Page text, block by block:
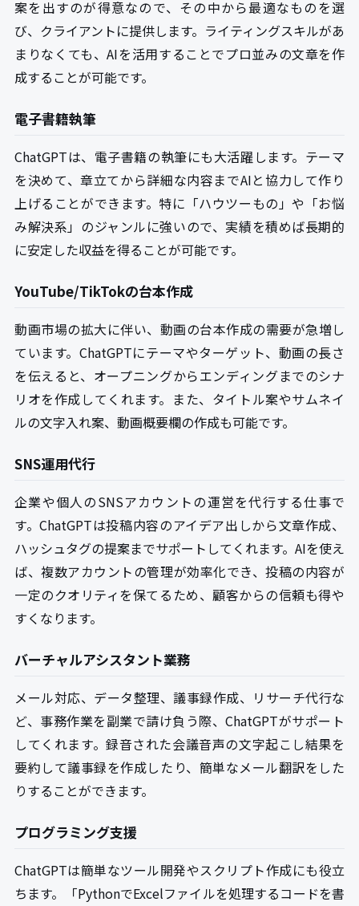
案を出すのが得意なので、その中から最適なものを選
び、クライアントに提供します。ライティングスキルがあ
まりなくても、AIを活用することでプロ並みの文章を作
成することが可能です。
電子書籍執筆
ChatGPTは、電子書籍の執筆にも大活躍します。テーマ
を決めて、章立てから詳細な内容までAIと協力して作り
上げることができます。特に「ハウツーもの」や「お悩
み解決系」のジャンルに強いので、実績を積めば長期的
に安定した収益を得ることが可能です。
YouTube/TikTokの台本作成
動画市場の拡大に伴い、動画の台本作成の需要が急増し
ています。ChatGPTにテーマやターゲット、動画の長さ
を伝えると、オープニングからエンディングまでのシナ
リオを作成してくれます。また、タイトル案やサムネイ
ルの文字入れ案、動画概要欄の作成も可能です。
SNS運用代行
企業や個人のSNSアカウントの運営を代行する仕事で
す。ChatGPTは投稿内容のアイデア出しから文章作成、
ハッシュタグの提案までサポートしてくれます。AIを使え
ば、複数アカウントの管理が効率化でき、投稿の内容が
一定のクオリティを保てるため、顧客からの信頼も得や
すくなります。
バーチャルアシスタント業務
メール対応、データ整理、議事録作成、リサーチ代行な
ど、事務作業を副業で請け負う際、ChatGPTがサポート
してくれます。録音された会議音声の文字起こし結果を
要約して議事録を作成したり、簡単なメール翻訳をした
りすることができます。
プログラミング支援
ChatGPTは簡単なツール開発やスクリプト作成にも役立
ちます。「PythonでExcelファイルを処理するコードを書